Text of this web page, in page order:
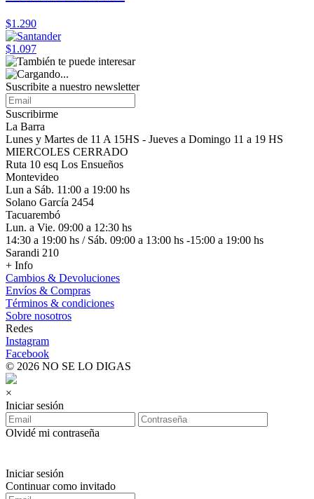
$1.290
$1.097
Suscribite a nuestro newsletter
Suscribirme
La Barra
Lunes y Martes de 11 A 15HS - Jueves a Domingo 11 a 19 HS
MIERCOLES CERRADO
Ruta 10 esq Los Ensueños
Montevideo
Lun a Sáb. 11:00 a 19:00 hs
Solano García 2454
Tacuarembó
Lun. a Vie. 09:00 a 12:30 hs
14:30 a 19:00 hs / Sáb. 09:00 a 13:00 hs -15:00 a 19:00 hs
Sarandi 210
+ Info
Cambios & Devoluciones
Envíos & Compras
Términos & condiciones
Sobre nosotros
Redes
Instagram
Facebook
© 2026 NO SE LO DIGAS
×
Iniciar sesión
Olvidé mi contraseña
Iniciar sesión
Continuar como invitado